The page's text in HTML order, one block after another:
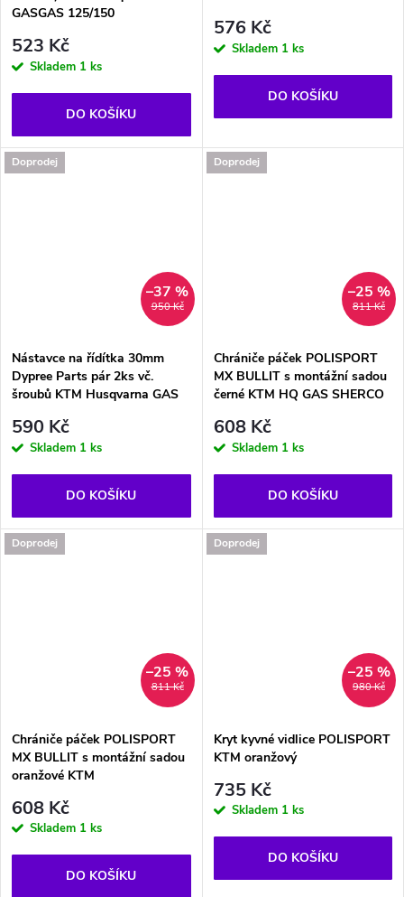
GASGAS 125/150
523 Kč
Skladem 1 ks
DO KOŠÍKU
576 Kč
Skladem 1 ks
DO KOŠÍKU
Doprodej
950 Kč
–37 %
Nástavce na řídítka 30mm
Dypree Parts pár 2ks vč.
šroubů KTM Husqvarna GAS
590 Kč
Skladem 1 ks
DO KOŠÍKU
Doprodej
811 Kč
–25 %
Chrániče páček POLISPORT
MX BULLIT s montážní sadou
černé KTM HQ GAS SHERCO
608 Kč
Skladem 1 ks
DO KOŠÍKU
Doprodej
811 Kč
–25 %
Chrániče páček POLISPORT
MX BULLIT s montážní sadou
oranžové KTM
608 Kč
Skladem 1 ks
DO KOŠÍKU
Doprodej
980 Kč
–25 %
Kryt kyvné vidlice POLISPORT
KTM oranžový
735 Kč
Skladem 1 ks
DO KOŠÍKU